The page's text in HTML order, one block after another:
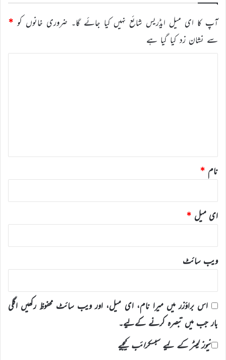
آپ کا ای میل ایڈریس شائع نہیں کیا جائے گا۔ ضروری خانوں کو *
سے نشان زد کیا گیا ہے
نام *
ای میل *
ویب‌ سائٹ
اس براؤزر میں میرا نام، ای میل، اور ویب سائٹ محفوظ رکھیں اگلی
بار جب میں تبصرہ کرنے کےلیے۔
نیوز لیٹر کے لیے سبسکرائب کیجیے